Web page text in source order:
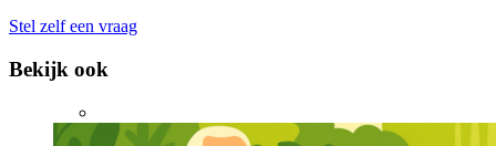
Stel zelf een vraag
Bekijk ook